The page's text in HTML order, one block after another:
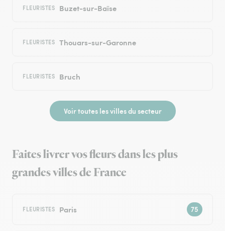
FLEURISTES Buzet-sur-Baïse
FLEURISTES Thouars-sur-Garonne
FLEURISTES Bruch
Voir toutes les villes du secteur
Faites livrer vos fleurs dans les plus
grandes villes de France
FLEURISTES Paris